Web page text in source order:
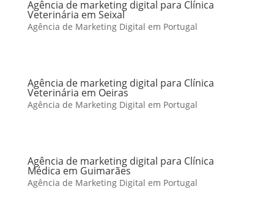
Agência de marketing digital para Clínica
Veterinária em Seixal
Agência de Marketing Digital em Portugal
Agência de marketing digital para Clínica
Veterinária em Oeiras
Agência de Marketing Digital em Portugal
Agência de marketing digital para Clínica
Médica em Guimarães
Agência de Marketing Digital em Portugal